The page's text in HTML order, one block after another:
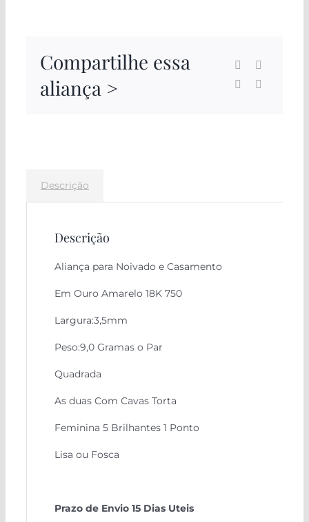
Compartilhe essa
aliança >
Descrição
Descrição
Aliança para Noivado e Casamento
Em Ouro Amarelo 18K 750
Largura:3,5mm
Peso:9,0 Gramas o Par
Quadrada
As duas Com Cavas Torta
Feminina 5 Brilhantes 1 Ponto
Lisa ou Fosca
Prazo de Envio 15 Dias Uteis